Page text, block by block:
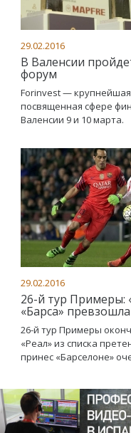
29.02.2016
В Валенсии
форум
Forinvest —
посвященная сфере
Валенсии 9 и 10 марта.
29.02.2016
26-й тур Примеры:
«Барса»
26-й тур Примеры
«Реал» из списка
принес «Барселоне»